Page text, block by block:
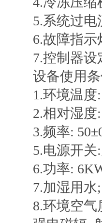
5.系统过
6.故障指示
7.控制器
设备使用
1.环境温
2.相对湿度
3.频率:
5.电源开
6.功率:
7.加湿用
8.环境空